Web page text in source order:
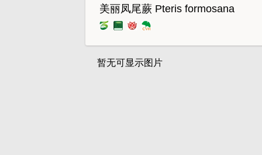
美丽凤尾蕨 Pteris formosana
暂无可显示图片